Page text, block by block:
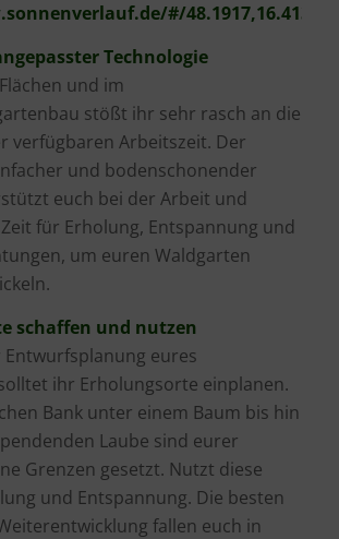
#/
Technologie
und im
stößt ihr sehr rasch an die
verfügbaren Arbeitszeit. Der
und bodenschonender
euch bei der Arbeit und
für Erholung, Entspannung und
um euren Waldgarten
schaffen und nutzen
Entwurfsplanung eures
ihr Erholungsorte einplanen.
Bank unter einem Baum bis hin
Laube sind eurer
Grenzen gesetzt. Nutzt diese
und Entspannung. Die besten
fallen euch in